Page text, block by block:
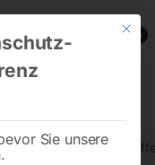
0
Elektroden,
Mit
Sie unsere